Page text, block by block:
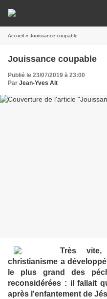
Accueil » Jouissance coupable
Jouissance coupable
Publié le 23/07/2019 à 23:00
Par Jean-Yves Alt
Très
christianisme a
le plus grand des
reconsidérées : il fallait
après l'enfantement de